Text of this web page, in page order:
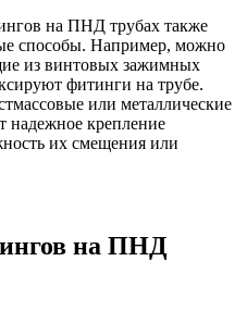
на ПНД трубах также
способы. Например, можно
из винтовых зажимных
фитинги на трубе.
или металлические
надежное крепление
их смещения или
на ПНД